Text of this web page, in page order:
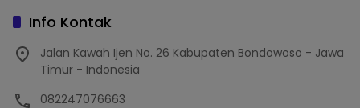
Info Kontak
Jalan Kawah Ijen No. 26 Kabupaten Bondowoso - Jawa
Timur - Indonesia
082247076663